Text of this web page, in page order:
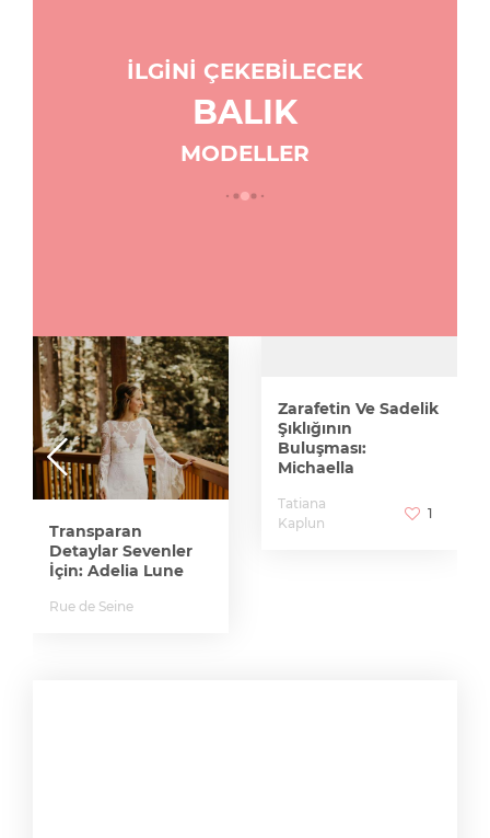
İLGİNİ ÇEKEBİLECEK
BALIK
MODELLER
Transparan
Detaylar Sevenler
İçin: Adelia Lune
Rue de Seine
Zarafetin Ve Sadelik
Şıklığının
Buluşması:
Michaella
Tatiana
Kaplun
1